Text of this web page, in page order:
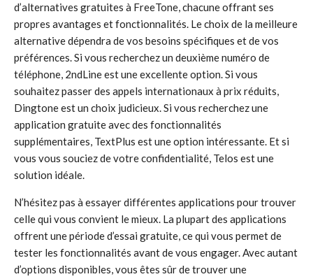
d’alternatives gratuites à FreeTone, chacune offrant ses
propres avantages et fonctionnalités. Le choix de la meilleure
alternative dépendra de vos besoins spécifiques et de vos
préférences. Si vous recherchez un deuxième numéro de
téléphone, 2ndLine est une excellente option. Si vous
souhaitez passer des appels internationaux à prix réduits,
Dingtone est un choix judicieux. Si vous recherchez une
application gratuite avec des fonctionnalités
supplémentaires, TextPlus est une option intéressante. Et si
vous vous souciez de votre confidentialité, Telos est une
solution idéale.
N’hésitez pas à essayer différentes applications pour trouver
celle qui vous convient le mieux. La plupart des applications
offrent une période d’essai gratuite, ce qui vous permet de
tester les fonctionnalités avant de vous engager. Avec autant
d’options disponibles, vous êtes sûr de trouver une